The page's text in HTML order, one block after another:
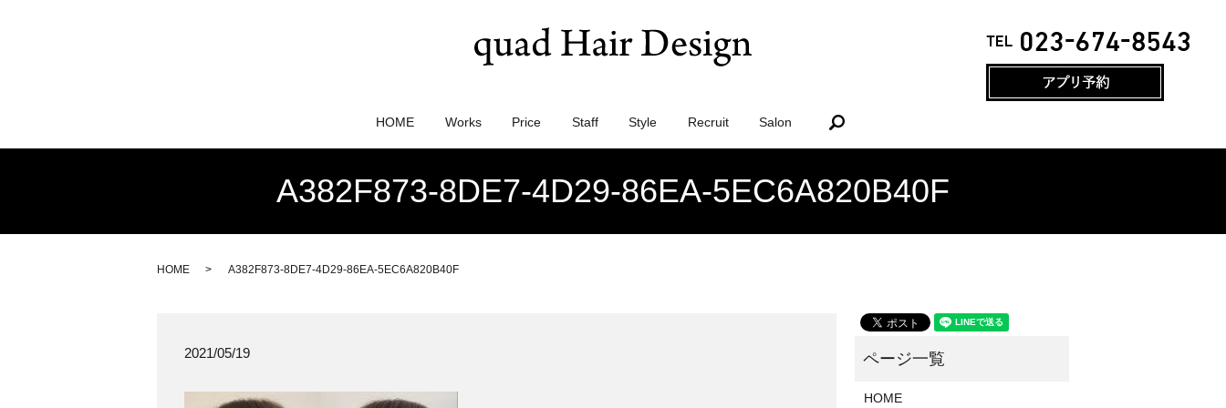
HOME Works Price Staff Style Recruit Salon
A382F873-8DE7-4D29-86EA-5EC6A820B40F
HOME A382F873-8DE7-4D29-86EA-5EC6A820B40F
2021/05/19
HOME